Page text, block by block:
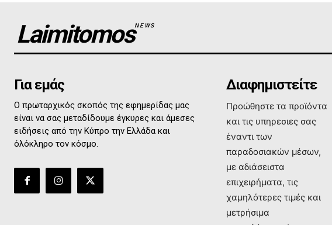
LaimitomosNEWS
Για εμάς
Ο πρωταρχικός σκοπός της εφημερίδας μας
είναι να σας μεταδίδουμε έγκυρες και άμεσες
ειδήσεις από την Κύπρο την Ελλάδα και
όλόκληρο τον κόσμο.
Διαφημιστείτε
Προώθηστε τα προϊόντα
και τις υπηρεσιες σας
έναντι των
παραδοσιακών μέσων,
με αδιάσειστα
επιχειρήματα, τις
χαμηλότερες τιμές και
μετρήσιμα